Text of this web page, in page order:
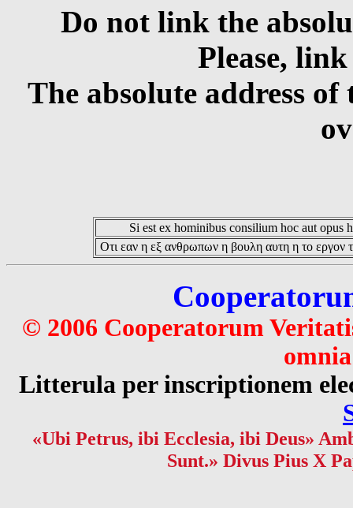
Do not link the
Please,
The absolute address
Si est ex hominibus consilium hoc aut opus
Οτι εαν η εξ ανθρωπων η βουλη αυτη η το εργον
© 2006 Cooperatorum
Litterula per inscriptionem
«Ubi Petrus, ibi Ecclesia, ibi Deus»
Sunt.» Divus Pius X